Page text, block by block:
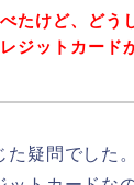
たけど、どう
ジットカード
た疑問でした